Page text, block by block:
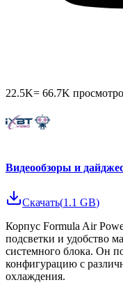
22.5K= 66.7K
Видеообзоры и
Скачать(1.1 GB)
Корпус Formula Air
подсветки и удобство
системного блока. Он
конфигурацию с
охлаждения.